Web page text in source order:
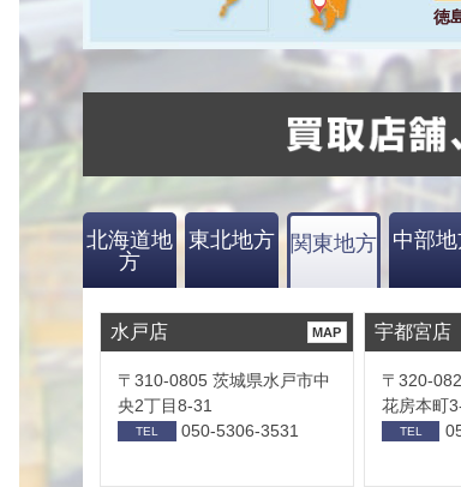
北海道地
方
東北地方 関東地方 中部
水戸店 MAP
〒310-0805 茨城県水戸市中
央2丁目8-31
TEL 050-5306-3531
宇都宮店
〒320-
花房本町
TEL